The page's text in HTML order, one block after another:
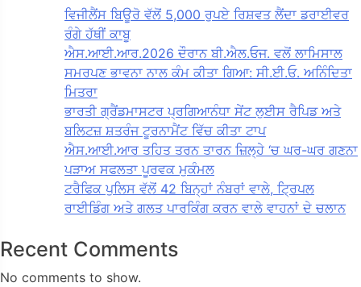
ਵਿਜੀਲੈਂਸ ਬਿਊਰੋ ਵੱਲੋਂ 5,000 ਰੁਪਏ ਰਿਸ਼ਵਤ ਲੈਂਦਾ ਡਰਾਈਵਰ
ਰੰਗੇ ਹੱਥੀਂ ਕਾਬੂ
ਐਸ.ਆਈ.ਆਰ.2026 ਦੌਰਾਨ ਬੀ.ਐਲ.ਓਜ. ਵਲੋਂ ਲਾਮਿਸਾਲ
ਸਮਰਪਣ ਭਾਵਨਾ ਨਾਲ ਕੰਮ ਕੀਤਾ ਗਿਆ: ਸੀ.ਈ.ਓ. ਅਨਿੰਦਿਤਾ
ਮਿਤਰਾ
ਭਾਰਤੀ ਗ੍ਰੈਂਡਮਾਸਟਰ ਪ੍ਰਗਿਆਨੰਧਾ ਸੇਂਟ ਲੁਈਸ ਰੈਪਿਡ ਅਤੇ
ਬਲਿਟਜ਼ ਸ਼ਤਰੰਜ ਟੂਰਨਾਮੈਂਟ ਵਿੱਚ ਕੀਤਾ ਟਾਪ
ਐਸ.ਆਈ.ਆਰ ਤਹਿਤ ਤਰਨ ਤਾਰਨ ਜ਼ਿਲ੍ਹੇ ‘ਚ ਘਰ-ਘਰ ਗਣਨਾ
ਪੜਾਅ ਸਫਲਤਾ ਪੂਰਵਕ ਮੁਕੰਮਲ
ਟਰੈਫਿਕ ਪੁਲਿਸ ਵੱਲੋਂ 42 ਬਿਨ੍ਹਾਂ ਨੰਬਰਾਂ ਵਾਲੇ, ਟ੍ਰਿਪਲ
ਰਾਈਡਿੰਗ ਅਤੇ ਗਲਤ ਪਾਰਕਿੰਗ ਕਰਨ ਵਾਲੇ ਵਾਹਨਾਂ ਦੇ ਚਲਾਨ
Recent Comments
No comments to show.